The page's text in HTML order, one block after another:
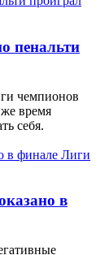
пенальти
чемпионов
время
себя.
в